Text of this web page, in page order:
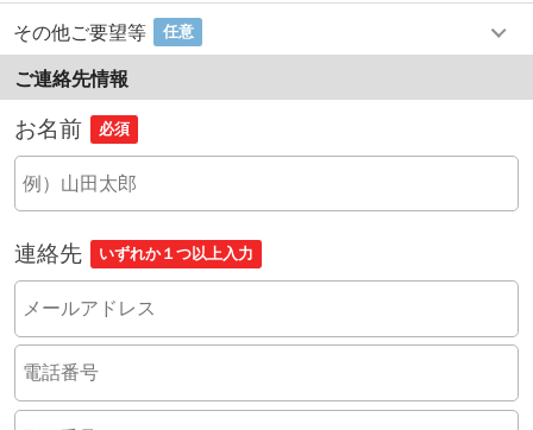
その他ご要望等 任意
ご連絡先情報
お名前 必須
連絡先 いずれか１つ以上入力